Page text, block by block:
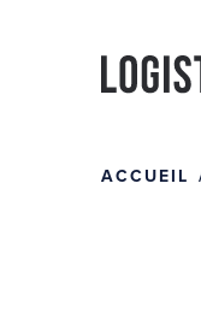
ACCUEIL